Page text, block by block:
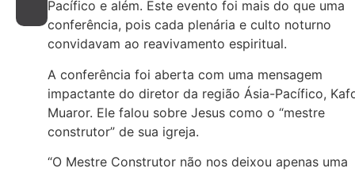
Pacífico e além. Este evento foi mais do que uma
conferência, pois cada plenária e culto noturno
convidavam ao reavivamento espiritual.
A conferência foi aberta com uma mensagem
impactante do diretor da região Ásia-Pacífico,
Muaror. Ele falou sobre Jesus como o “mestre
construtor” de sua igreja.
“O Mestre Construtor não nos deixou apenas uma